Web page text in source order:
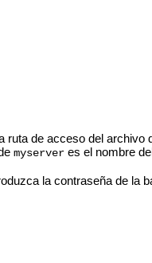
ruta de acceso del archivo
myserveres el nombre
la contraseña de la